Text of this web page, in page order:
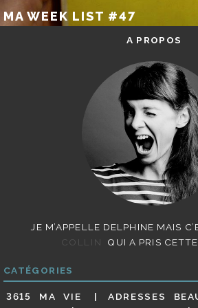
MA WEEK LIST #47
A PROPOS
JE M’APPELLE DELPHINE MAIS
COLLIN
QUI A PRIS
CATÉGORIES
3615 MA VIE ADRESSES